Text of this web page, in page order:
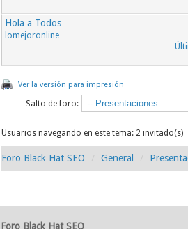
Hola a Todos
lomejoronline
Ver la versión para impresión
Salto de foro:
Usuarios navegando en este tema: 2 invitado(s)
Foro Black Hat SEO General
Foro Black Hat SEO